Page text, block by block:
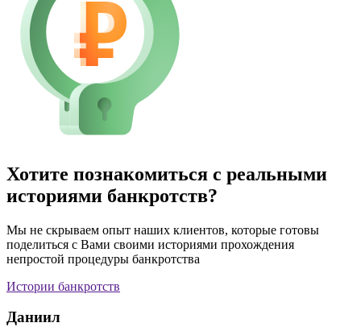
Хотите познакомиться с реальными
историями банкротств?
Мы не скрываем опыт наших клиентов, которые готовы
поделиться с Вами своими историями прохождения
непростой процедуры банкротства
Истории банкротств
Даниил